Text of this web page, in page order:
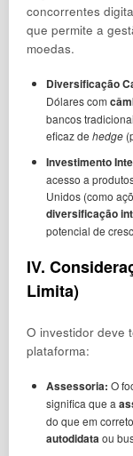
concorrentes
que permite a
moedas.
Diversificação
Dólares com
bancos
eficaz de hedge
Investimento
acesso a
Unidos (como
diversificação
potencial de
IV.
Limita)
O investidor deve
plataforma:
Assessoria: O
significa que a
do que em
autodidataou